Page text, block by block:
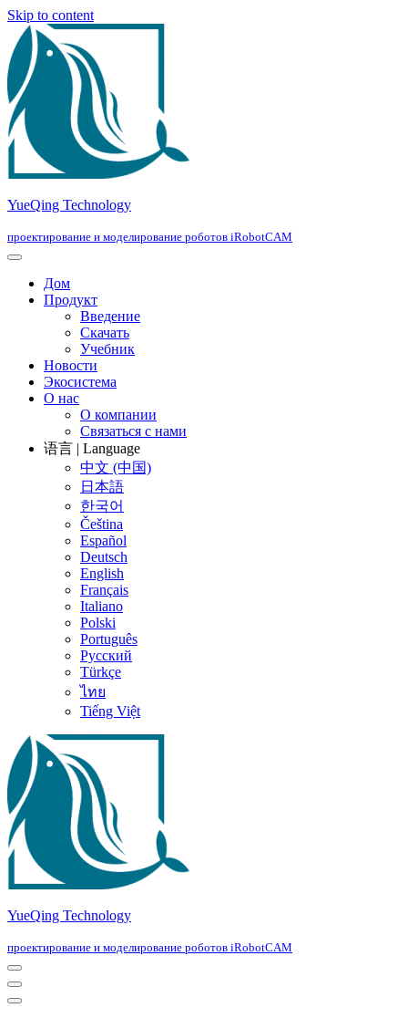
Skip to content
YueQing Technology
проектирование и моделирование роботов iRobotCAM
Дом
Продукт
Введение
Скачать
Учебник
Новости
Экосистема
О нас
О компании
Связаться с нами
语言 | Language
中文 (中国)
日本語
한국어
Čeština
Español
Deutsch
English
Français
Italiano
Polski
Português
Русский
Türkçe
ไทย
Tiếng Việt
YueQing Technology
проектирование и моделирование роботов iRobotCAM
Navigation
Menu
Navigation
Menu